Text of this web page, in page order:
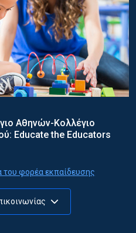
Αθηνών-Κολλέγιο
Educate the Educators
του φορέα εκπαίδευσης